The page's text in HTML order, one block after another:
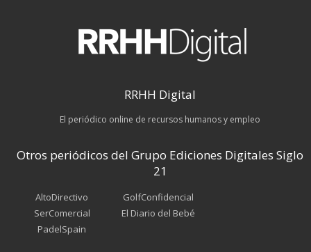
RRHH Digital
El periódico online de recursos humanos y empleo
Otros periódicos del Grupo Ediciones Digitales Siglo
21
AltoDirectivo
SerComercial
PadelSpain
GolfConfidencial
El Diario del Bebé